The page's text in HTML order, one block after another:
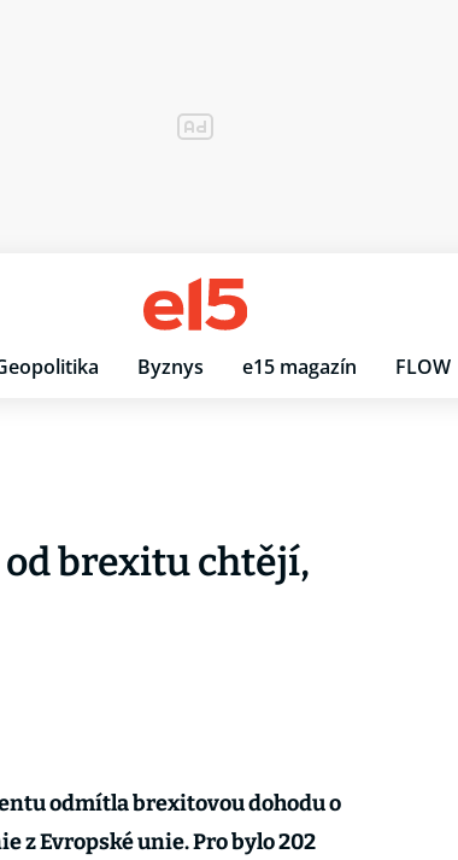
Byznys e15 magazín FLOW
brexitu chtějí,
odmítla brexitovou dohodu o
z Evropské unie. Pro bylo 202